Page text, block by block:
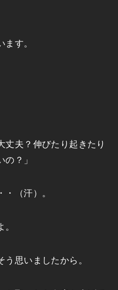
す。
丈夫？伸びたり起きたり
？」
・（汗）。
思いましたから。